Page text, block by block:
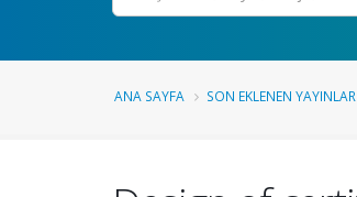
ANA SAYFA SON EKLENEN YAYINLAR